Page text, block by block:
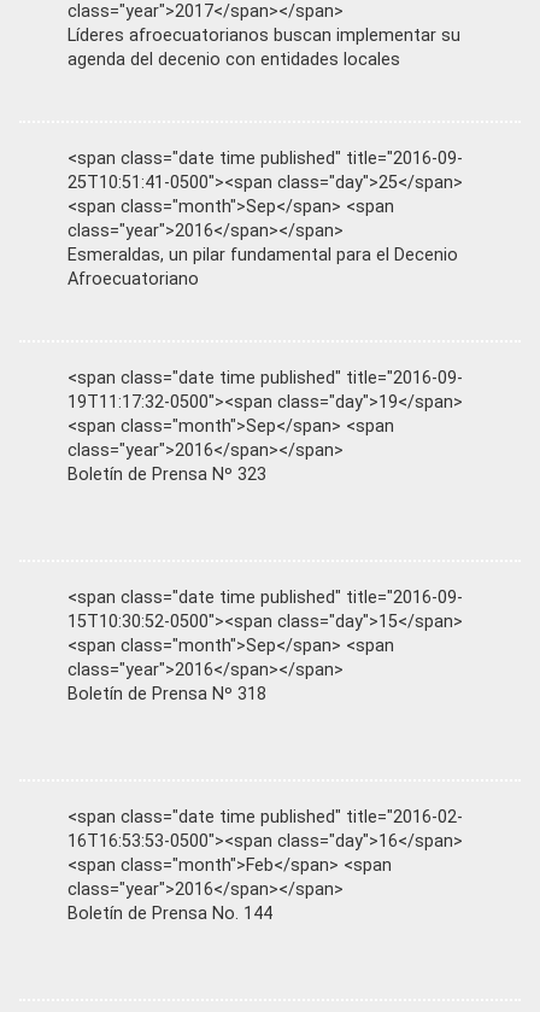
class="year">2017</span></span>
Líderes afroecuatorianos buscan implementar su
agenda del decenio con entidades locales
<span class="date time published" title="2016-09-
25T10:51:41-0500"><span class="day">25</span>
<span class="month">Sep</span> <span
class="year">2016</span></span>
Esmeraldas, un pilar fundamental para el Decenio
Afroecuatoriano
<span class="date time published" title="2016-09-
19T11:17:32-0500"><span class="day">19</span>
<span class="month">Sep</span> <span
class="year">2016</span></span>
Boletín de Prensa Nº 323
<span class="date time published" title="2016-09-
15T10:30:52-0500"><span class="day">15</span>
<span class="month">Sep</span> <span
class="year">2016</span></span>
Boletín de Prensa Nº 318
<span class="date time published" title="2016-02-
16T16:53:53-0500"><span class="day">16</span>
<span class="month">Feb</span> <span
class="year">2016</span></span>
Boletín de Prensa No. 144